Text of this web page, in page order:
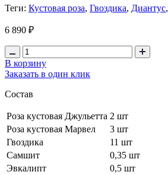
Теги: Кустовая роза, Гвоздика, Диантус,
6 890 ₽
В корзину
Заказать в один клик
Состав
Роза кустовая Джульетта 2 шт
Роза кустовая Марвел
3 шт
Гвоздика
11 шт
Самшит
0,35 шт
Эвкалипт
0,5 шт